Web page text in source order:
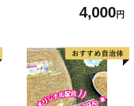
4,000円